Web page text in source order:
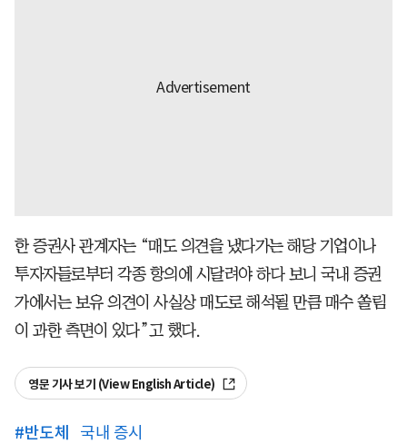
한 증권사 관계자는 “매도 의견을 냈다가는 해당 기업이나
투자자들로부터 각종 항의에 시달려야 하다 보니 국내 증권
가에서는 보유 의견이 사실상 매도로 해석될 만큼 매수 쏠림
이 과한 측면이 있다”고 했다.
영문 기사 보기 (View English Article)
#반도체 국내 증시